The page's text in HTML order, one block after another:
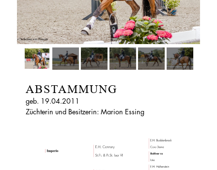
ABSTAMMUNG
geb. 19.04.2011
Züchterin und Besitzerin: Marion Essing